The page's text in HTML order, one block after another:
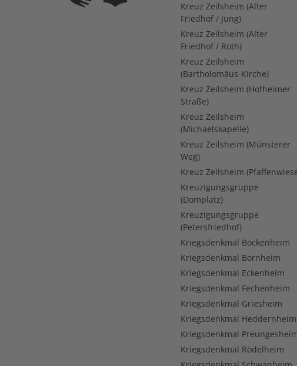
Kreuz Zeilsheim (Alter
Friedhof / Jung)
Kreuz Zeilsheim (Alter
Friedhof / Roth)
Kreuz Zeilsheim
(Bartholomäus-Kirche)
Kreuz Zeilsheim (Hofheimer
Straße)
Kreuz Zeilsheim
(Michaelskapelle)
Kreuz Zeilsheim (Münsterer
Weg)
Kreuz Zeilsheim
Kreuzigungsgruppe
(Domplatz)
Kreuzigungsgruppe
(Petersfriedhof)
Kriegsdenkmal Bockenheim
Kriegsdenkmal Bornheim
Kriegsdenkmal Eckenheim
Kriegsdenkmal Fechenheim
Kriegsdenkmal Griesheim
Kriegsdenkmal Heddernheim
Kriegsdenkmal
Kriegsdenkmal Rödelheim